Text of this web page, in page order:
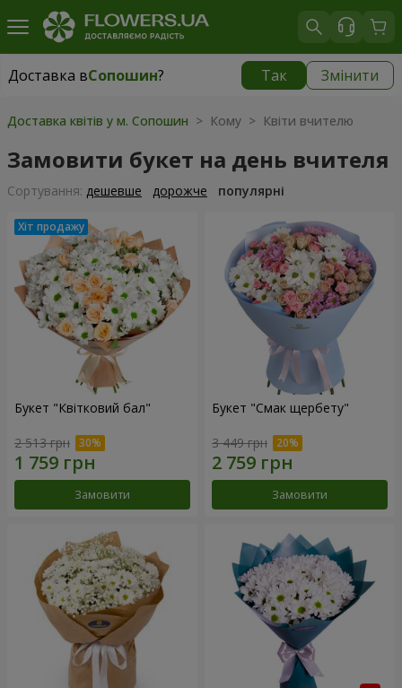
Доставка вСопошин? Так Змінити
Доставка вСопошин|
Доставка квітів у м. Сопошин > Кому > Квіти вчителю
Замовити букет на день вчителя
Сортування: дешевше дорожче популярні
Букет "Квітковий бал"
2 513 грн
Замовити
Букет "Смак щербету"
3 449 грн
Замовити